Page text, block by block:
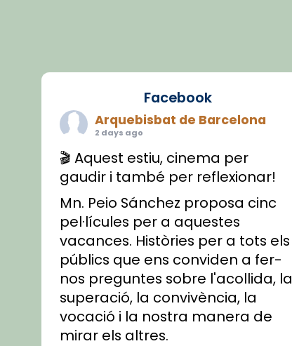
Facebook
Arquebisbat de Barcelona
2 days ago
🎬 Aquest estiu, cinema per
gaudir i també per reflexionar!
Mn. Peio Sánchez proposa cinc
pel·lícules per a aquestes
vacances. Històries per a tots els
públics que ens conviden a fer-
nos preguntes sobre l'acollida, la
superació, la convivència, la
vocació i la nostra manera de
mirar els altres.